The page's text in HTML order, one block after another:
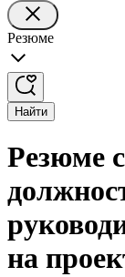
Резюме
Найти
Резюме
на